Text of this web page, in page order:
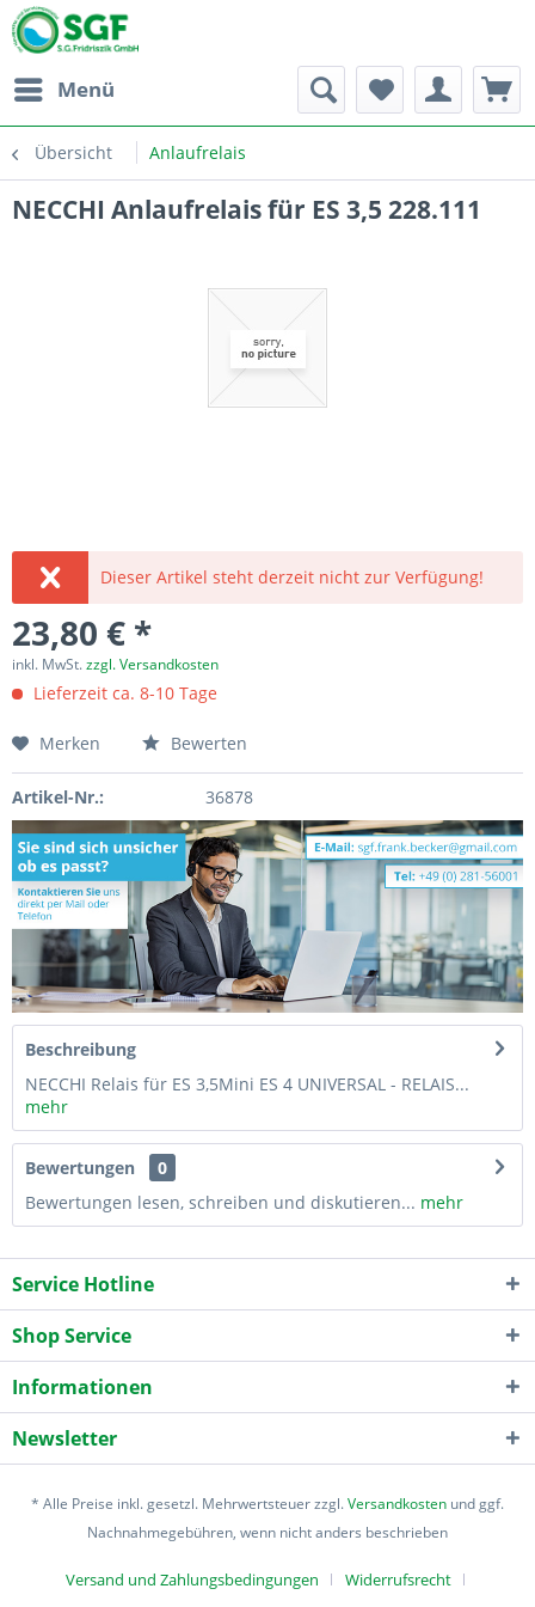
Menü
Übersicht Anlaufrelais
NECCHI Anlaufrelais für ES 3,5 228.111
Dieser Artikel steht derzeit nicht zur Verfügung!
23,80 € *
inkl. MwSt.zzgl. Versandkosten
Lieferzeit ca. 8-10 Tage
Merken Bewerten
Artikel-Nr.: 36878
Beschreibung
NECCHI Relais für ES 3,5Mini ES 4 UNIVERSAL - RELAIS...
mehr
Bewertungen
0
Bewertungen lesen, schreiben und diskutieren... mehr
Service Hotline
Shop Service
Informationen
Newsletter
* Alle Preise inkl. gesetzl. Mehrwertsteuer zzgl.Versandkosten und ggf.
Nachnahmegebühren, wenn nicht anders beschrieben
Versand und Zahlungsbedingungen Widerrufsrecht